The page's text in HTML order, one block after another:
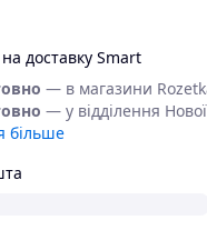
Безкоштовна
доставка (з
оплатою
доставку Smart
— в магазини
— у відділення
більше